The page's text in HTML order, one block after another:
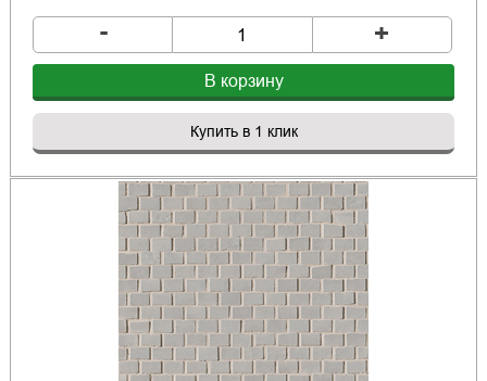
- +
В корзину
Купить в 1 клик